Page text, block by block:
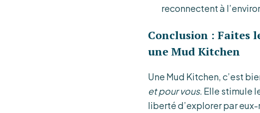
reconnectent à
Conclusion : Faites
une Mud Kitchen
Une Mud Kitchen, c’est
et pour vous. Elle stimule
liberté d’explorer par eux-